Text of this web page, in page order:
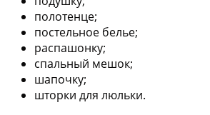
полотенце;
постельное белье;
распашонку;
спальный мешок;
шапочку;
шторки для люльки.